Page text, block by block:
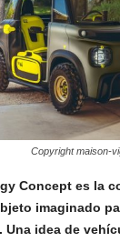
Copyright maison-
Concept es la
imaginado
Una idea de